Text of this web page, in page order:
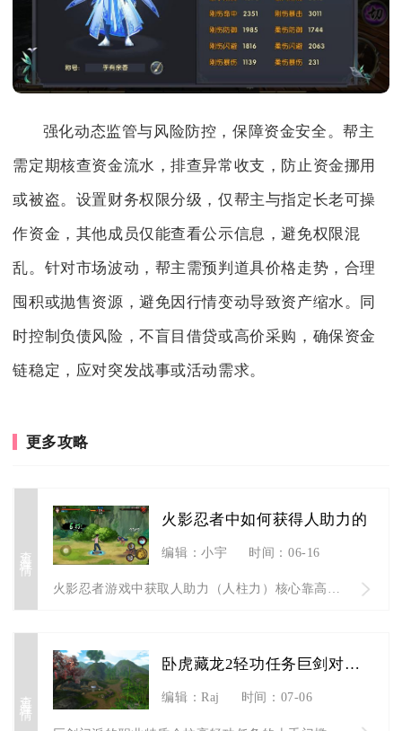
强化动态监管与风险防控，保障资金安全。帮主
需定期核查资金流水，排查异常收支，防止资金挪用
或被盗。设置财务权限分级，仅帮主与指定长老可操
作资金，其他成员仅能查看公示信息，避免权限混
乱。针对市场波动，帮主需预判道具价格走势，合理
囤积或抛售资源，避免因行情变动导致资产缩水。同
时控制负债风险，不盲目借贷或高价采购，确保资金
链稳定，应对突发战事或活动需求。
更多攻略
查看详情
火影忍者中如何获得人助力的
编辑：小宇 时间：06-16
火影忍者游戏中获取人助力（人柱力）核心靠高招/宝库攒碎片、限...
查看详情
卧虎藏龙2轻功任务巨剑对轻功有何影响
编辑：Raj 时间：07-06